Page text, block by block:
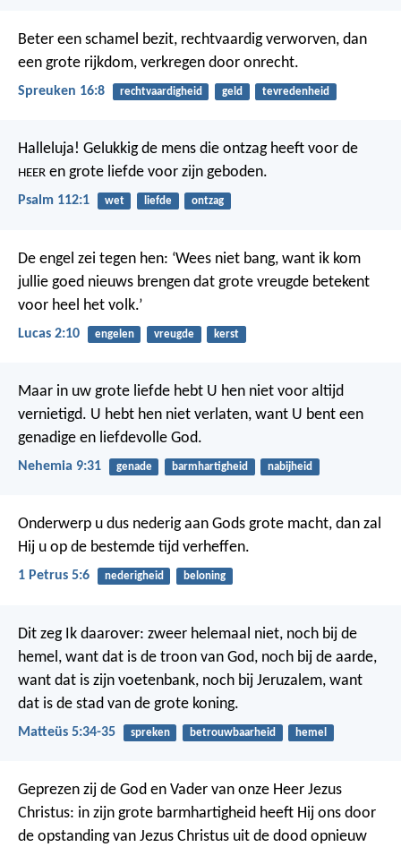
Beter een schamel bezit, rechtvaardig verworven, dan
een grote rijkdom, verkregen door onrecht.
Spreuken 16:8 rechtvaardigheid geld tevredenheid
Halleluja! Gelukkig de mens die ontzag heeft voor de
HEER en grote liefde voor zijn geboden.
Psalm 112:1 wet liefde ontzag
De engel zei tegen hen: ‘Wees niet bang, want ik kom
jullie goed nieuws brengen dat grote vreugde betekent
voor heel het volk.’
Lucas 2:10 engelen vreugde kerst
Maar in uw grote liefde hebt U hen niet voor altijd
vernietigd. U hebt hen niet verlaten, want U bent een
genadige en liefdevolle God.
Nehemia 9:31 genade barmhartigheid nabijheid
Onderwerp u dus nederig aan Gods grote macht, dan zal
Hij u op de bestemde tijd verheffen.
1 Petrus 5:6 nederigheid beloning
Dit zeg Ik daarover: zweer helemaal niet, noch bij de
hemel, want dat is de troon van God, noch bij de aarde,
want dat is zijn voetenbank, noch bij Jeruzalem, want
dat is de stad van de grote koning.
Matteüs 5:34-35 spreken betrouwbaarheid hemel
Geprezen zij de God en Vader van onze Heer Jezus
Christus: in zijn grote barmhartigheid heeft Hij ons door
de opstanding van Jezus Christus uit de dood opnieuw